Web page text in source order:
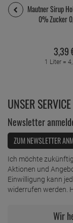
Mautner Sirup
0% Zucker
3,39
1 Liter = 4,
UNSER SERVICE
Newsletter
ZUM NEWSLETTER
Ich möchte
Aktionen und
Einwilligung kann
widerrufen werden.
Wir